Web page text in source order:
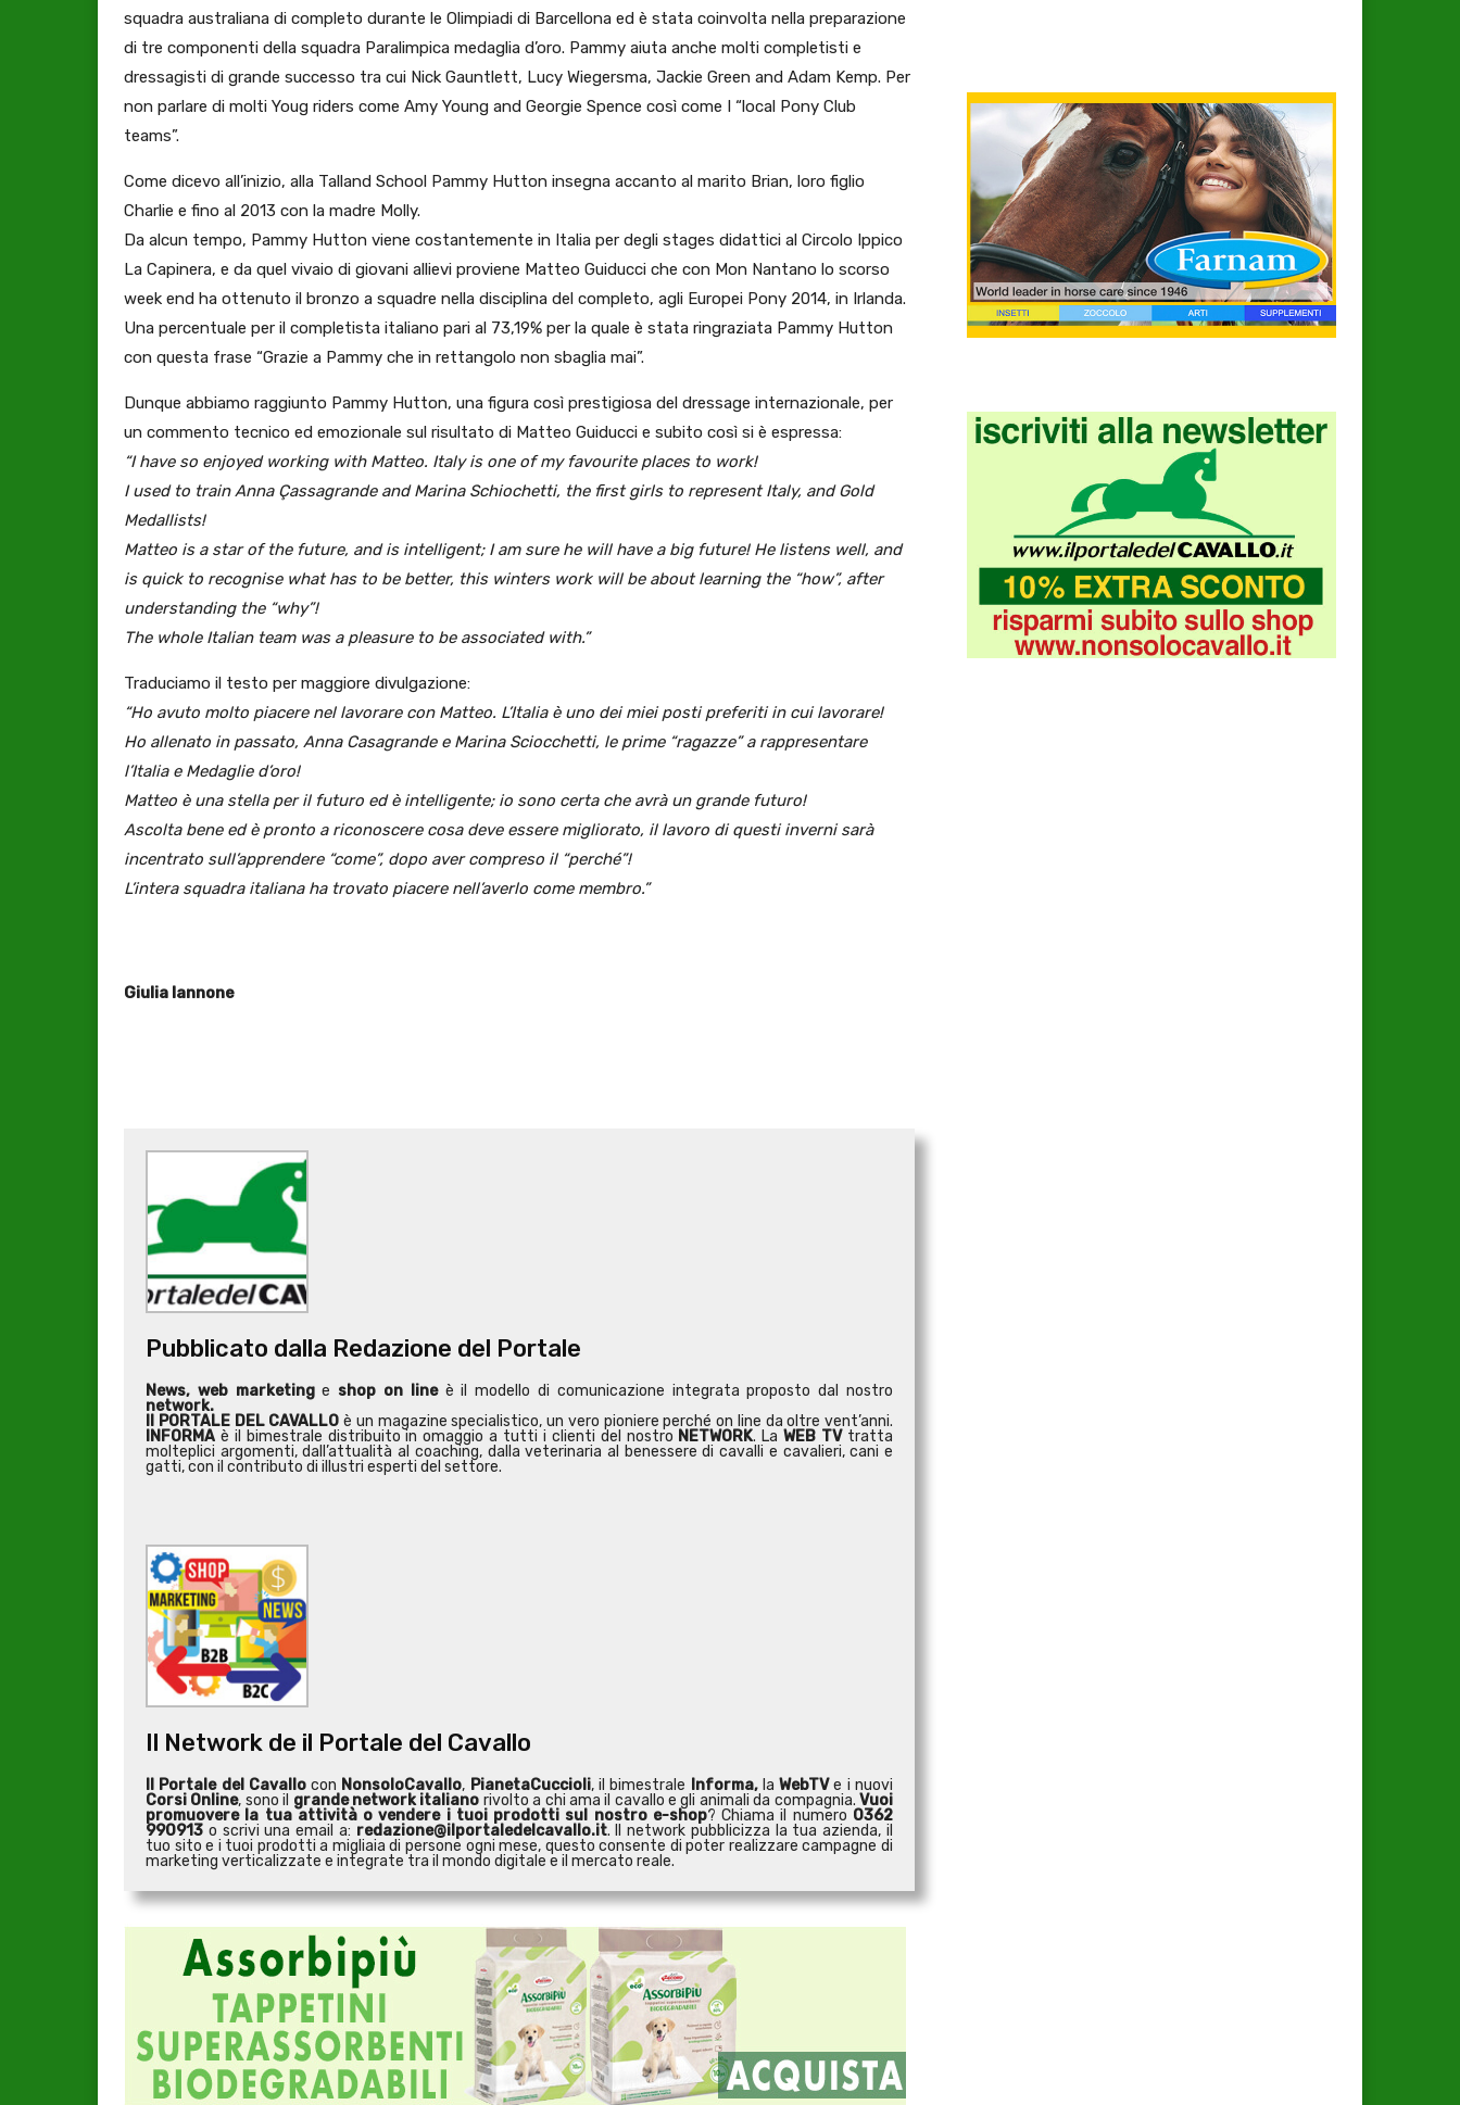
squadra australiana di completo durante le Olimpiadi di Barcellona ed è stata coinvolta nella preparazione
di tre componenti della squadra Paralimpica medaglia d’oro. Pammy aiuta anche molti completisti e
dressagisti di grande successo tra cui Nick Gauntlett, Lucy Wiegersma, Jackie Green and Adam Kemp. Per
non parlare di molti Youg riders come Amy Young and Georgie Spence così come I “local Pony Club
teams”.
Come dicevo all’inizio, alla Talland School Pammy Hutton insegna accanto al marito Brian, loro figlio
Charlie e fino al 2013 con la madre Molly.
Da alcun tempo, Pammy Hutton viene costantemente in Italia per degli stages didattici al Circolo Ippico
La Capinera, e da quel vivaio di giovani allievi proviene Matteo Guiducci che con Mon Nantano lo scorso
week end ha ottenuto il bronzo a squadre nella disciplina del completo, agli Europei Pony 2014, in Irlanda.
Una percentuale per il completista italiano pari al 73,19% per la quale è stata ringraziata Pammy Hutton
con questa frase “Grazie a Pammy che in rettangolo non sbaglia mai”.
Dunque abbiamo raggiunto Pammy Hutton, una figura così prestigiosa del dressage internazionale, per
un commento tecnico ed emozionale sul risultato di Matteo Guiducci e subito così si è espressa:
“I have so enjoyed working with Matteo. Italy is one of my favourite places to work!
I used to train Anna Çassagrande and Marina Schiochetti, the first girls to represent Italy, and Gold
Medallists!
Matteo is a star of the future, and is intelligent; I am sure he will have a big future! He listens well, and
is quick to recognise what has to be better, this winters work will be about learning the “how”, after
understanding the “why”!
The whole Italian team was a pleasure to be associated with.”
Traduciamo il testo per maggiore divulgazione:
“Ho avuto molto piacere nel lavorare con Matteo. L’Italia è uno dei miei posti preferiti in cui lavorare!
Ho allenato in passato, Anna Casagrande e Marina Sciocchetti, le prime “ragazze” a rappresentare
l’Italia e Medaglie d’oro!
Matteo è una stella per il futuro ed è intelligente; io sono certa che avrà un grande futuro!
Ascolta bene ed è pronto a riconoscere cosa deve essere migliorato, il lavoro di questi inverni sarà
incentrato sull’apprendere “come”, dopo aver compreso il “perché”!
L’intera squadra italiana ha trovato piacere nell’averlo come membro.”
Giulia Iannone
Pubblicato dalla Redazione del Portale
News, web marketinge shop on line è il modello di comunicazione integrata proposto dal nostro
network.
Il PORTALE DEL CAVALLO è un magazine specialistico, un vero pioniere perché on line da oltre vent’anni.
INFORMA è il bimestrale distribuito in omaggio a tutti i clienti del nostro NETWORK. LaWEB TV tratta
molteplici argomenti, dall’attualità al coaching, dalla veterinaria al benessere di cavalli e cavalieri, cani e
gatti, con il contributo di illustri esperti del settore.
Il Network de il Portale del Cavallo
Il Portale del Cavallocon NonsoloCavallo, PianetaCuccioli, il bimestrale Informa,laWebTVe i nuovi
Corsi Online, sono il grande network italiano rivolto a chi ama il cavallo e gli animali da compagnia.Vuoi
promuovere la tua attività o vendere i tuoi prodotti sul nostro e-shop? Chiama il numero 0362
990913 o scrivi una email a: redazione@ilportaledelcavallo.it. Il network pubblicizza la tua azienda, il
tuo sito e i tuoi prodotti a migliaia di persone ogni mese, questo consente di poter realizzare campagne di
marketing verticalizzate e integrate tra il mondo digitale e il mercato reale.